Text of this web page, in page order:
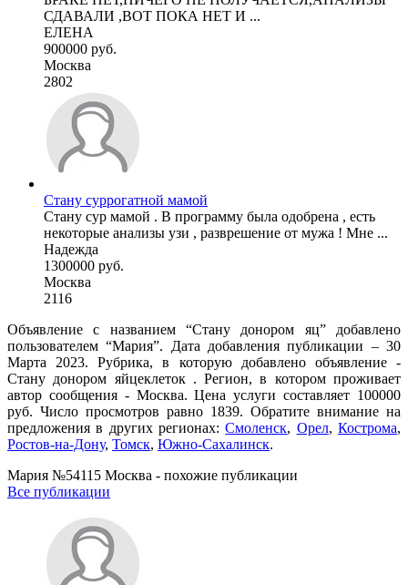
СДАВАЛИ ,ВОТ ПОКА НЕТ И ...
ЕЛЕНА
900000 руб.
Москва
2802
Стану суррогатной мамой
Стану сур мамой . В программу была одобрена , есть
некоторые анализы узи , разврешение от мужа ! Мне ...
Надежда
1300000 руб.
Москва
2116
Объявление с названием “Стану донором яц” добавлено
пользователем “Мария”. Дата добавления публикации – 30
Марта 2023. Рубрика, в которую добавлено объявление -
Стану донором яйцеклеток . Регион, в котором проживает
автор сообщения - Москва. Цена услуги составляет 100000
руб. Число просмотров равно 1839. Обратите внимание на
предложения в других регионах:Смоленск, Орел,Кострома,
Ростов-на-Дону, Томск, Южно-Сахалинск.
Мария №54115 Москва - похожие публикации
Все публикации